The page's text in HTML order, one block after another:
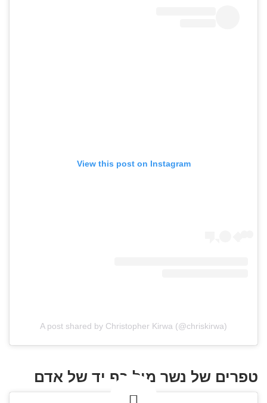
View this post on Instagram
A post shared by Christopher Kirwa (@chriskirwa)
טפרים של נשר מול כף יד של אדם